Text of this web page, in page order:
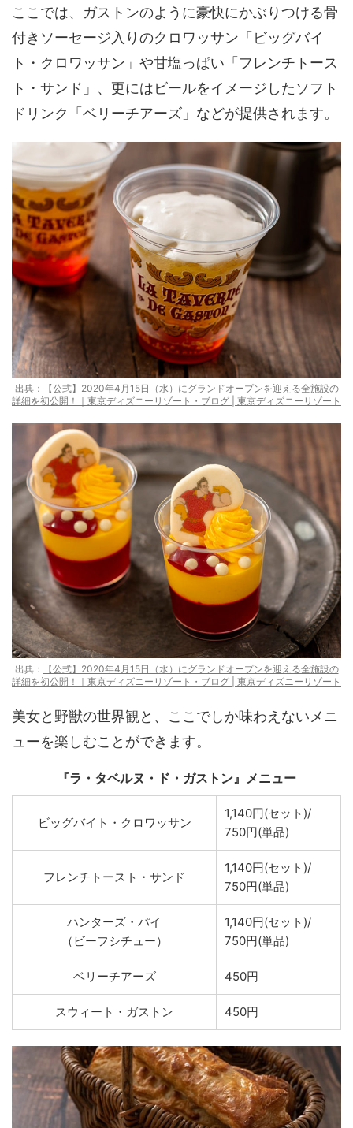
ここでは、ガストンのように豪快にかぶりつける骨
付きソーセージ入りのクロワッサン「ビッグバイ
ト・クロワッサン」や甘塩っぱい「フレンチトース
ト・サンド」、更にはビールをイメージしたソフト
ドリンク「ベリーチアーズ」などが提供されます。
出典：
【公式】2020年4月15日（水）にグランドオープンを迎える全施設の
詳細を初公開！｜東京ディズニーリゾート・ブログ | 東京ディズニーリゾート
出典：
【公式】2020年4月15日（水）にグランドオープンを迎える全施設の
詳細を初公開！｜東京ディズニーリゾート・ブログ | 東京ディズニーリゾート
美女と野獣の世界観と、ここでしか味わえないメニ
ューを楽しむことができます。
『ラ・タベルヌ・ド・ガストン』メニュー
ビッグバイト・クロワッサン
1,140円(セット)/
750円(単品)
フレンチトースト・サンド
1,140円(セット)/
750円(単品)
ハンターズ・パイ
（ビーフシチュー）
1,140円(セット)/
750円(単品)
ベリーチアーズ 450円
スウィート・ガストン 450円